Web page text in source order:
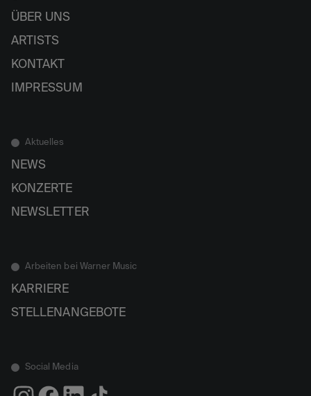
ÜBER UNS
ARTISTS
KONTAKT
IMPRESSUM
Aktuelles
NEWS
KONZERTE
NEWSLETTER
Arbeiten bei Warner Music
KARRIERE
STELLENANGEBOTE
Social Media